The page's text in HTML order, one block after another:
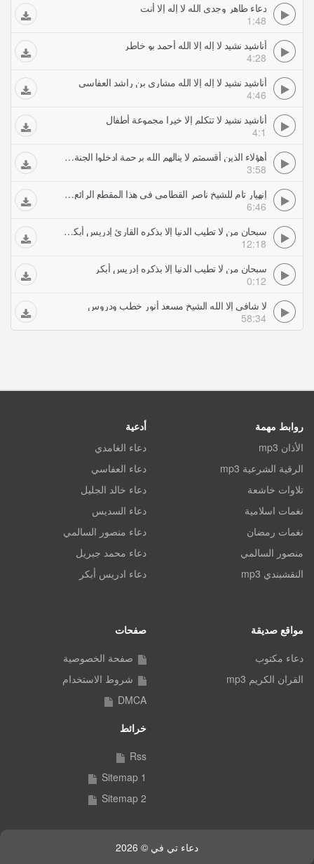
دعاء طاهر وجدي الله لا إله إلا أنت
1:48
أناشيد نشيد لا إله إلا الله أحمد بو خاطر
4:28
أناشيد نشيد لا إله إلا الله مشاري بن راشد العفاسي
4:46
أناشيد نشيد لا تتكلم إلا خيرا مجموعة أطفال
4:1
أهؤلاء الذين أقسمتم لا ينالهم الله برحمة ادخلوا الجنة لا خوف عليكم ولا أنتم تحزنون الشيخ الطبلاوي حفلات تلاوات مجودة
3:58
إنهيار تام للشيخ ناصر القطامى فى هذا المقطع الرائع يناجى ربه بالبكا الشديد لا يوصف
6:46
سبحان من لا تطيب الدنيا إلا بذكره القارئ إدريس أبكر Idrees Abkar
12:18
سبحان من لا تطيب الدنيا إلا بذكره إدريس أبكر
0:12
لا شافي إلا الله الشيخ مسعد أنور خطب ودروس
58:34
روابط مهمة
الأذان mp3
الرقية الشرعية mp3
تلاوات خاشعة
نغمات اسلامية
نغمات رمضان
منصور السالمي
النقشبندي mp3
أدعية
دعاء الغامدي
دعاء العفاسي
دعاء خالد الجليل
دعاء السديس
دعاء منصور السالمي
دعاء محمد جبريل
دعاء ادريس أبكر
مواقع صديقة
دعاء مكتوب
القران الكريم mp3
صفحات
صفحة الخصوصية
شروط الاستخدام
DMCA
خرائط
Rss
Sitemap 1
Sitemap 2
دعاء تي في © 2026